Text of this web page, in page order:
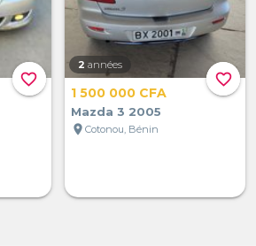
favorite_border favorite_border
2 années
1 500 000 CFA
Mazda 3 2005
location_on Cotonou, Bénin